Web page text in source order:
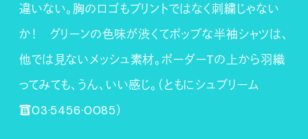
違いない。胸のロゴもプリントではなく刺繍じゃない
か！ グリーンの色味が渋くてポップな半袖シャツは、
他では見ないメッシュ素材。ボーダーTの上から羽織
ってみても、うん、いい感じ。（ともにシュプリーム
☎03·5456·0085）